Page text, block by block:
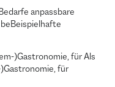
anpassbare
)Gastronomie, für Als
für